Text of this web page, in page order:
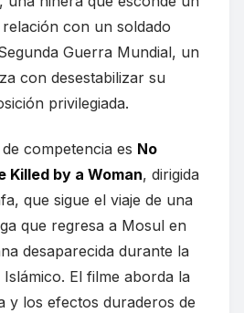
con un soldado
Guerra Mundial, un
con desestabilizar su
privilegiada.
competencia es No
Killed by a Woman, dirigida
que sigue el viaje de una
que regresa a Mosul en
desaparecida durante la
El filme aborda la
y los efectos duraderos de